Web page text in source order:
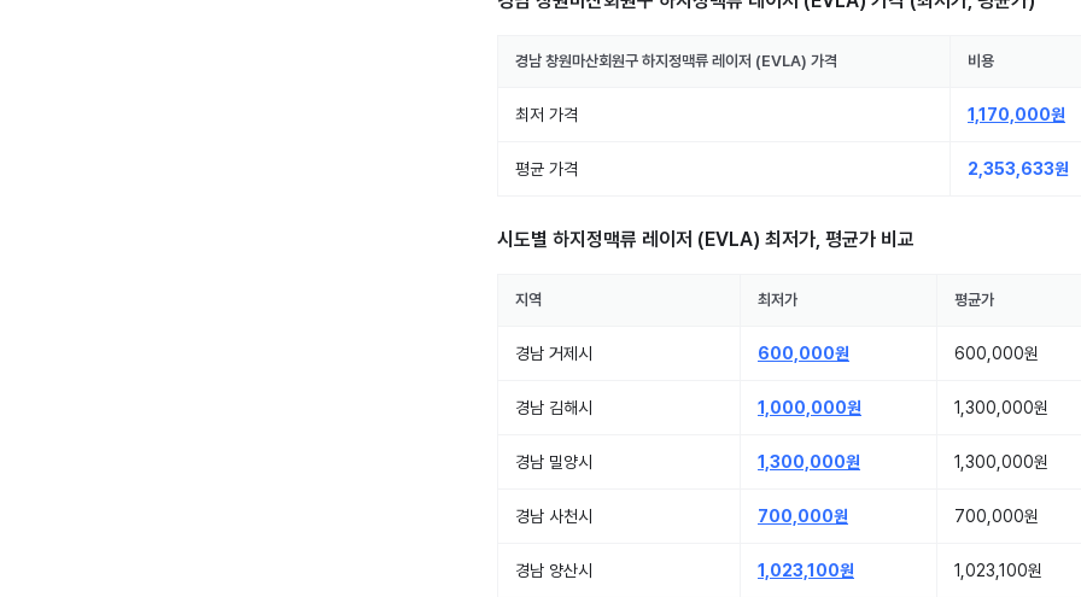
경남 창원마산회원구 하지정맥류 레이저 (EVLA) 가격 비용
최저 가격 1,170,000원
평균 가격 2,353,633원
시도별 하지정맥류 레이저 (EVLA) 최저가, 평균가 비교
지역 최저가 평균가
경남 거제시 600,000원 600,000원
경남 김해시 1,000,000원 1,300,000원
경남 밀양시 1,300,000원 1,300,000원
경남 사천시 700,000원 700,000원
경남 양산시 1,023,100원 1,023,100원